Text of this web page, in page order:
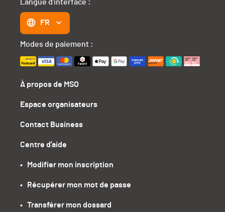
À propos de MSO
Espace organisateurs
Contact Business
Centre d'aide
•   Modifier mon inscription
•   Récupérer mon mot de passe
•   Transférer mon dossard
Langue d'interface :
FR
Modes de paiement :